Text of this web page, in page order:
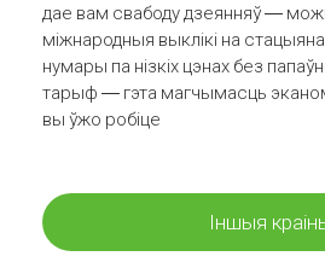
дае вам свабоду дзеянняў —
міжнародныя выклікі на
нумары па нізкіх цэнах без
тарыф — гэта магчымасць
вы ўжо робіце
Іншыя